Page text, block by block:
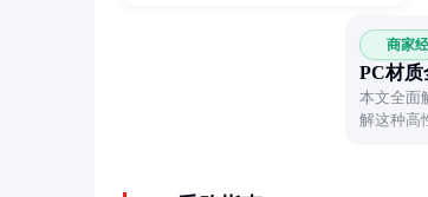
商家
PC材质
本文全面
解这种高